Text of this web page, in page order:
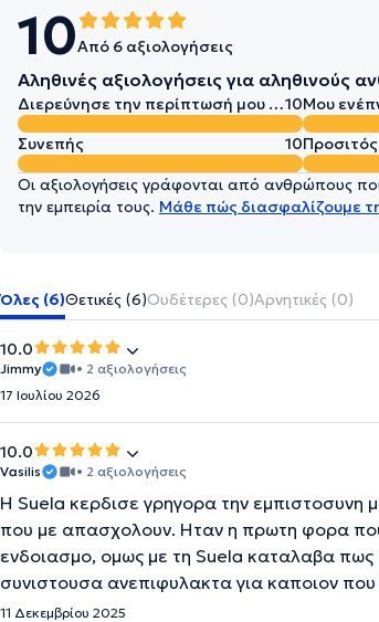
10Από 6 αξιολογήσεις
Αληθινές αξιολογήσεις για αληθινούς
Διερεύνησε την περίπτωσή μου σε βάθος10Μου
Συνεπής
10
Οι αξιολογήσεις γράφονται από ανθρώπους
την εμπειρία τους. Μάθε πώς διασφαλίζουμε
Όλες (6)Θετικές (6)Ουδέτερες (0)Αρνητικές (0)
10.0
Jimmy
• 2 αξιολογήσεις
17 Ιουλίου 2026
10.0
Vasilis • 2 αξιολογήσεις
Η Suela κερδισε γρηγορα την εμπιστοσυνη
που με απασχολουν. Ηταν η πρωτη φορα
ενδοιασμο, ομως με τη Suela καταλαβα
συνιστουσα ανεπιφυλακτα για καποιον
11 Δεκεμβρίου 2025